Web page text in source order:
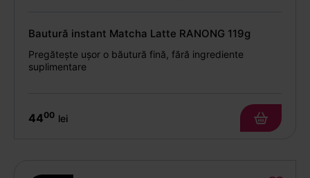
Bautură instant Matcha Latte RANONG 119g
Pregătește ușor o băutură fină, fără ingrediente
suplimentare
4400 lei